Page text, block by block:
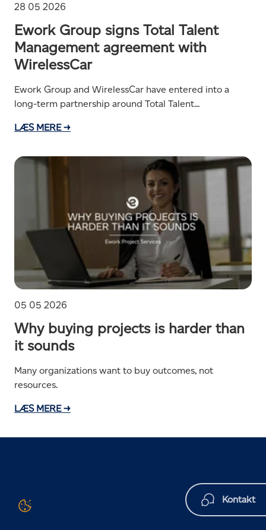
Kontakt
28 05 2026
Ework Group signs Total Talent
Management agreement with
WirelessCar
Ework Group and WirelessCar have entered into a
long-term partnership around Total Talent...
LÆS MERE →
05 05 2026
Why buying projects is harder than
it sounds
Many organizations want to buy outcomes, not
resources.
LÆS MERE →